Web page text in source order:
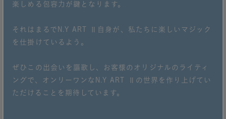
楽しめる包容力が鍵となります。
それはまるでN.Y ART Ⅱ自身が、私たちに楽しいマジック
を仕掛けているよう。
ぜひこの出会いを謳歌し、お客様のオリジナルのライティ
ングで、オンリーワンなN.Y ART Ⅱの世界を作り上げてい
ただけることを期待しています。